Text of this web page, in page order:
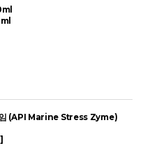
임 (API Marine Stress Zyme)